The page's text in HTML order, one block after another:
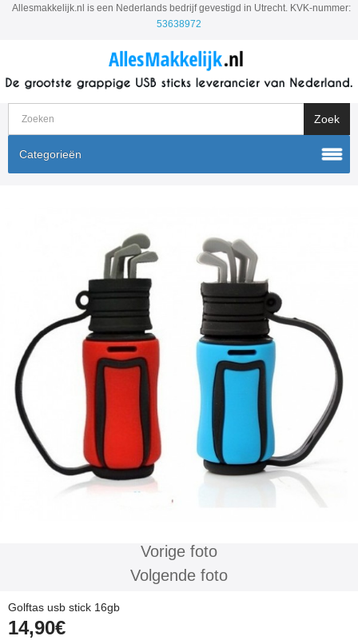
Allesmakkelijk.nl is een Nederlands bedrijf gevestigd in Utrecht. KVK-nummer:
53638972
Categorieën
Vorige foto
Volgende foto
Golftas usb stick 16gb
14,90€